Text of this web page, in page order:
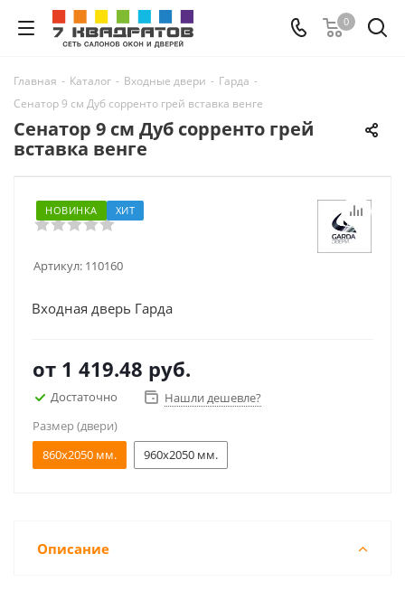
0
Главная - Каталог - Входные двери - Гарда -
Сенатор 9 см Дуб сорренто грей вставка венге
Сенатор 9 см Дуб сорренто грей
вставка венге
НОВИНКА ХИТ
Артикул: 110160
Входная дверь Гарда
от 1 419.48 руб.
Достаточно
Нашли дешевле?
Размер (двери)
860x2050 мм.
960x2050 мм.
Описание